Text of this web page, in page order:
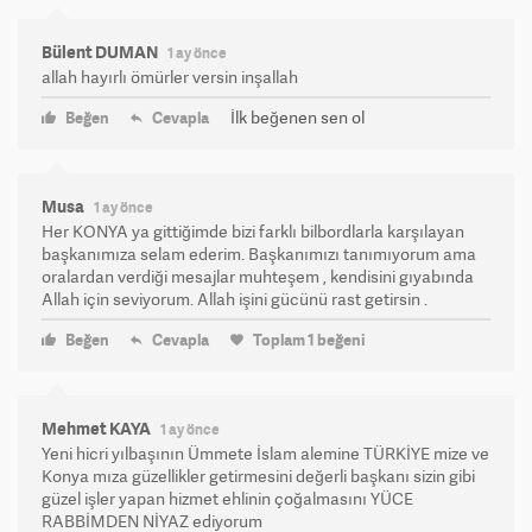
Bülent DUMAN 1 ay önce
allah hayırlı ömürler versin inşallah
Beğen Cevapla İlk beğenen sen ol
Musa 1 ay önce
Her KONYA ya gittiğimde bizi farklı bilbordlarla karşılayan
başkanımıza selam ederim. Başkanımızı tanımıyorum ama
oralardan verdiği mesajlar muhteşem , kendisini gıyabında
Allah için seviyorum. Allah işini gücünü rast getirsin .
Beğen Cevapla Toplam1 beğeni
Mehmet KAYA 1 ay önce
Yeni hicri yılbaşının Ümmete İslam alemine TÜRKİYE mize ve
Konya mıza güzellikler getirmesini değerli başkanı sizin gibi
güzel işler yapan hizmet ehlinin çoğalmasını YÜCE
RABBİMDEN NİYAZ ediyorum